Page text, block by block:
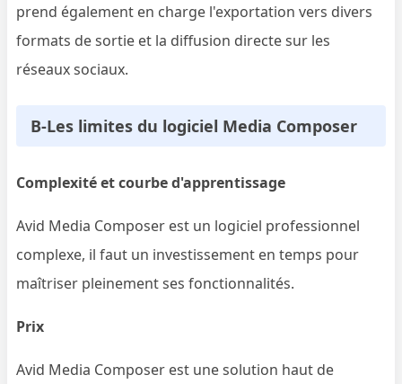
prend également en charge l'exportation vers divers
formats de sortie et la diffusion directe sur les
réseaux sociaux.
B-Les limites du logiciel Media Composer
Complexité et courbe d'apprentissage
Avid Media Composer est un logiciel professionnel
complexe, il faut un investissement en temps pour
maîtriser pleinement ses fonctionnalités.
Prix
Avid Media Composer est une solution haut de